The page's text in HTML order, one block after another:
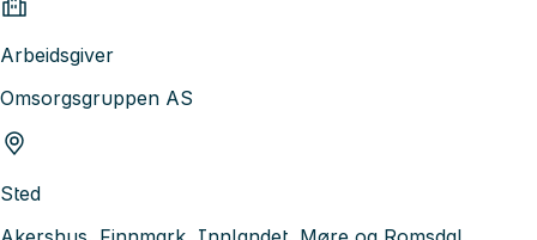
Arbeidsgiver
Omsorgsgruppen AS
Sted